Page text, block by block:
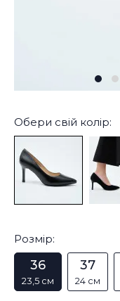
Обери свій колір:
Розмір:
36
23,5 см
37
24 см